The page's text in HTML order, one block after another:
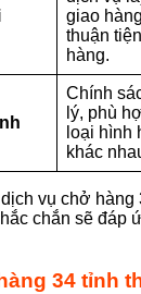
giao
thuận
hàng.
Chính
lý, phù
loại hình
khác
vụ chở hàng
chắn sẽ đáp
34 tỉnh